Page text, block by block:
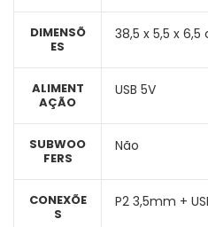
DIMENSÕ
ES
ALIMENT
AÇÃO
SUBWOO
FERS
CONEXÕE
S
38,5 x 5,5 x 6,5
USB 5V
Não
P2 3,5mm +